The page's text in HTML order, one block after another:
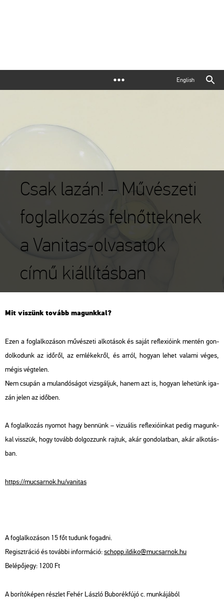
English
Csak lazán! – Művészeti
foglalkozás felnőtteknek
a Vanitas-olvasatok
című kiállításban
Mit vi­szünk to­vább ma­gunk­kal?
Ezen a fog­lal­ko­zá­son mű­vé­sze­ti al­ko­tá­sok és saját ref­le­xi­ó­ink men­tén gon­
dol­ko­dunk az idő­ről, az em­lé­kek­ről, és arról, ho­gyan lehet va­la­mi véges,
mégis vég­te­len.
Nem csu­pán a mu­lan­dó­sá­got vizs­gál­juk, hanem azt is, ho­gyan le­he­tünk iga­
zán jelen az idő­ben.
A fog­lal­ko­zás nyo­mot hagy ben­nünk – vi­zu­á­lis ref­le­xi­ó­in­kat pedig ma­gunk­
kal visszük, hogy to­vább dol­goz­zunk raj­tuk, akár gon­do­lat­ban, akár al­ko­tás­
ban.
https://​mu­csar­nok.​hu/​vanit­as
A fog­lal­ko­zá­son 15 főt tu­dunk fo­gad­ni.
Re­giszt­rá­ció és to­váb­bi in­for­má­ció:schopp.​il­di­ko@​mu­csar­nok.​hu
Be­lé­pő­jegy: 1200 Ft
A bo­rí­tó­ké­pen rész­let Fehér Lász­ló Bu­bo­rék­fú­jó c. mun­ká­já­ból